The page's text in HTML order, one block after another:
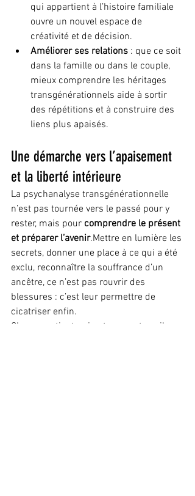
qui appartient à l’histoire familiale
ouvre un nouvel espace de
créativité et de décision.
Améliorer ses relations : que ce soit
dans la famille ou dans le couple,
mieux comprendre les héritages
transgénérationnels aide à sortir
des répétitions et à construire des
liens plus apaisés.
Une démarche vers l’apaisement
et la liberté intérieure
La psychanalyse transgénérationnelle
n’est pas tournée vers le passé pour y
rester, mais pour comprendre le présent
et préparer l’avenir.Mettre en lumière les
secrets, donner une place à ce qui a été
exclu, reconnaître la souffrance d’un
ancêtre, ce n’est pas rouvrir des
blessures : c’est leur permettre de
cicatriser enfin.
Chaque patient qui entame ce travail